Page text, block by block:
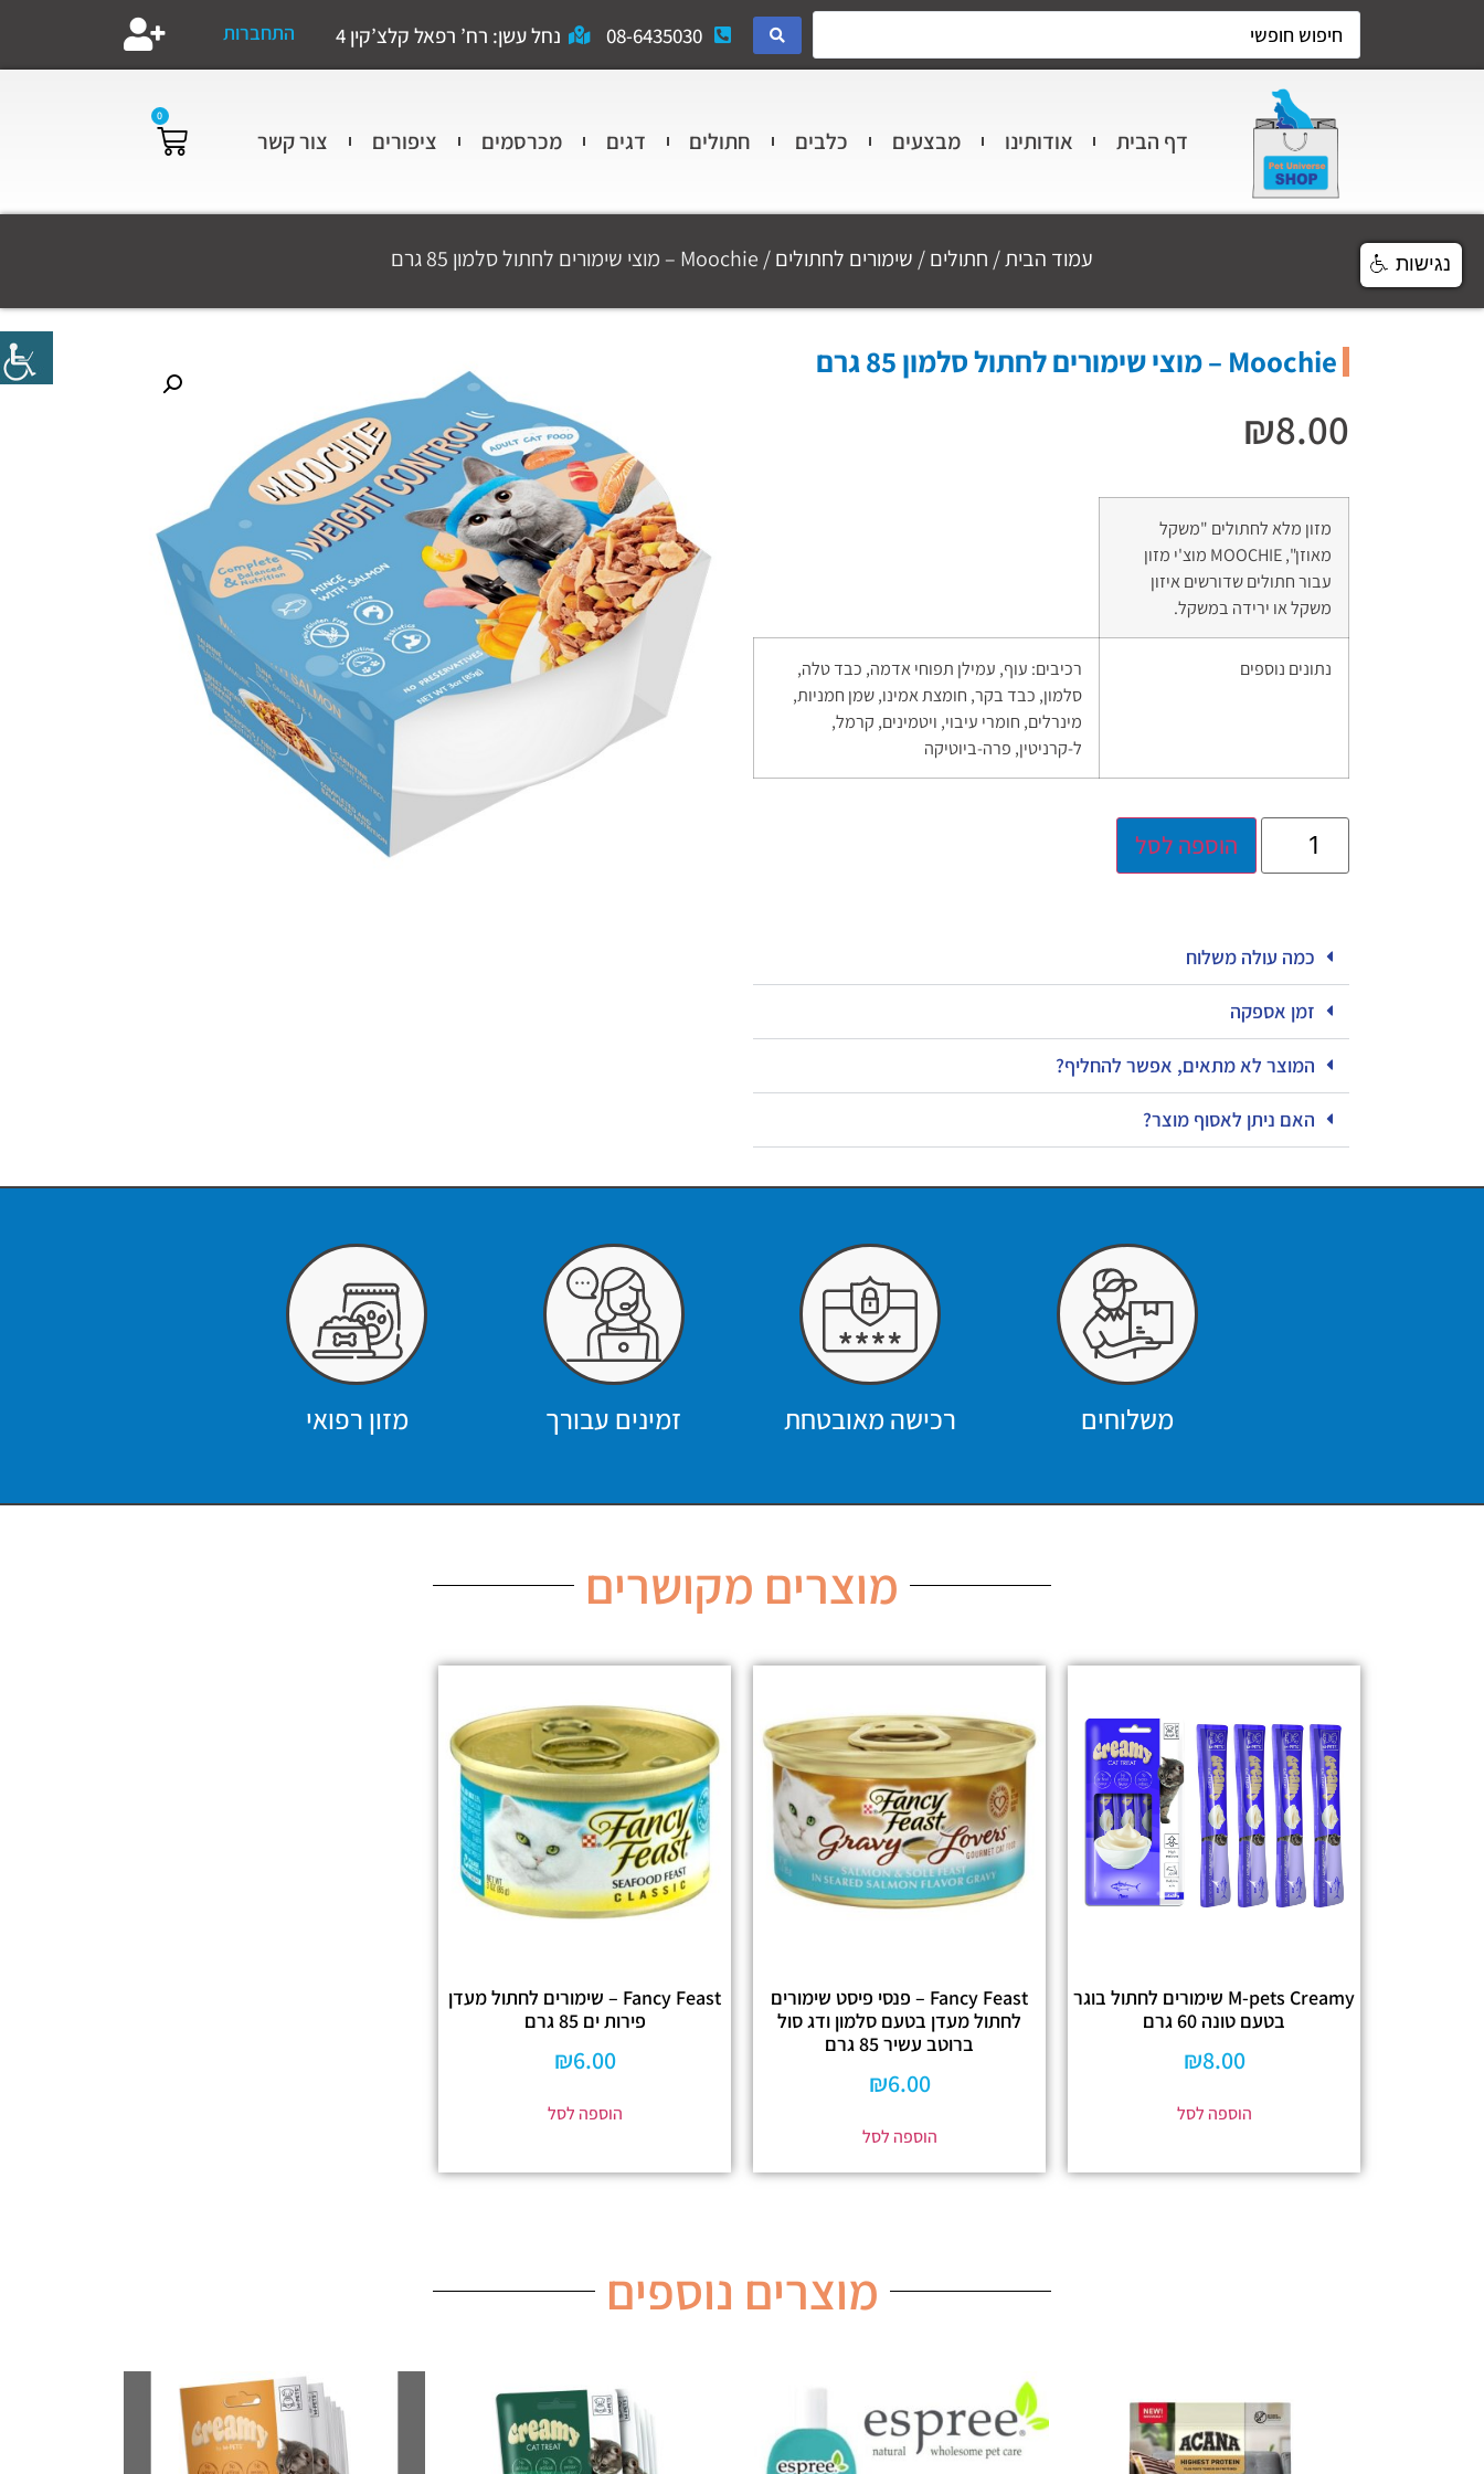
08-6435030 נחל עשן: רח’ רפאל קלצ’קין 4 התחברות
דף הבית אודותינו מבצעים כלבים חתולים דגים מכרסמים ציפורים צור קשר
0
עמוד הבית/ חתולים/ שימורים לחתולים/ Moochie – מוצי שימורים לחתול סלמון 85 גרם
Moochie – מוצי שימורים לחתול סלמון 85 גרם
₪8.00
מזון מלא לחתולים "משקל
מאוזן", MOOCHIE מוצ'י מזון
עבור חתולים שדורשים איזון
משקל או ירידה במשקל.
נתונים נוספים
רכיבים: עוף, עמילן תפוחי אדמה, כבד טלה,
סלמון, כבד בקר, חומצת אמינו, שמן חמניות,
מינרלים, חומרי עיבוי, ויטמינים, קרמל,
ל-קרניטין, פרה-ביוטיקה
הוספה לסל
כמה עולה משלוח
זמן אספקה
המוצר לא מתאים, אפשר להחליף?
האם ניתן לאסוף מוצר?
משלוחים רכישה מאובטחת זמינים עבורך מזון רפואי
מוצרים מקושרים
M-pets Creamy שימורים לחתול בוגר
בטעם טונה 60 גרם
₪8.00
הוספה לסל
Fancy Feast – פנסי פיסט שימורים
לחתול מעדן בטעם סלמון ודג סול
ברוטב עשיר 85 גרם
₪6.00
הוספה לסל
Fancy Feast – שימורים לחתול מעדן
פירות ים 85 גרם
₪6.00
הוספה לסל
מוצרים נוספים
נגישות